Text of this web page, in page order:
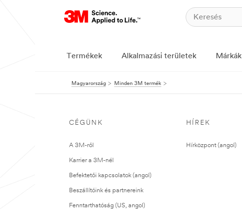
Termékek Alkalmazási területek Márkák
Magyarország Minden 3M termék
CÉGÜNK
A 3M-ről
Karrier a 3M-nél
Befektetői kapcsolatok (angol)
Beszállítóink és partnereink
Fenntarthatóság (US, angol)
HÍREK
Hírközpont (angol)